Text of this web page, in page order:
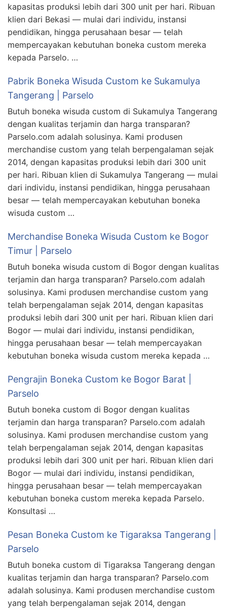
kapasitas produksi lebih dari 300 unit per hari. Ribuan
klien dari Bekasi — mulai dari individu, instansi
pendidikan, hingga perusahaan besar — telah
mempercayakan kebutuhan boneka custom mereka
kepada Parselo. …
Pabrik Boneka Wisuda Custom ke Sukamulya
Tangerang | Parselo
Butuh boneka wisuda custom di Sukamulya Tangerang
dengan kualitas terjamin dan harga transparan?
Parselo.com adalah solusinya. Kami produsen
merchandise custom yang telah berpengalaman sejak
2014, dengan kapasitas produksi lebih dari 300 unit
per hari. Ribuan klien di Sukamulya Tangerang — mulai
dari individu, instansi pendidikan, hingga perusahaan
besar — telah mempercayakan kebutuhan boneka
wisuda custom …
Merchandise Boneka Wisuda Custom ke Bogor
Timur | Parselo
Butuh boneka wisuda custom di Bogor dengan kualitas
terjamin dan harga transparan? Parselo.com adalah
solusinya. Kami produsen merchandise custom yang
telah berpengalaman sejak 2014, dengan kapasitas
produksi lebih dari 300 unit per hari. Ribuan klien dari
Bogor — mulai dari individu, instansi pendidikan,
hingga perusahaan besar — telah mempercayakan
kebutuhan boneka wisuda custom mereka kepada …
Pengrajin Boneka Custom ke Bogor Barat |
Parselo
Butuh boneka custom di Bogor dengan kualitas
terjamin dan harga transparan? Parselo.com adalah
solusinya. Kami produsen merchandise custom yang
telah berpengalaman sejak 2014, dengan kapasitas
produksi lebih dari 300 unit per hari. Ribuan klien dari
Bogor — mulai dari individu, instansi pendidikan,
hingga perusahaan besar — telah mempercayakan
kebutuhan boneka custom mereka kepada Parselo.
Konsultasi …
Pesan Boneka Custom ke Tigaraksa Tangerang |
Parselo
Butuh boneka custom di Tigaraksa Tangerang dengan
kualitas terjamin dan harga transparan? Parselo.com
adalah solusinya. Kami produsen merchandise custom
yang telah berpengalaman sejak 2014, dengan